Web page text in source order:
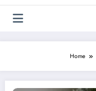
Home